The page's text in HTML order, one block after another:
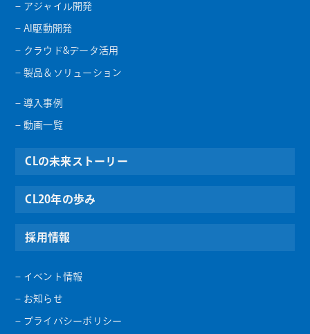
– アジャイル開発
– AI駆動開発
– クラウド&データ活用
– 製品＆ソリューション
– 導入事例
– 動画一覧
CLの未来ストーリー
CL20年の歩み
採用情報
– イベント情報
– お知らせ
– プライバシーポリシー